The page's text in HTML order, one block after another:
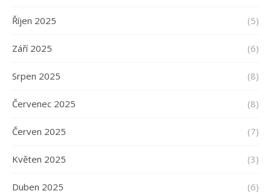
Říjen 2025 (5)
Září 2025 (6)
Srpen 2025 (8)
Červenec 2025 (8)
Červen 2025 (7)
Květen 2025 (3)
Duben 2025 (6)